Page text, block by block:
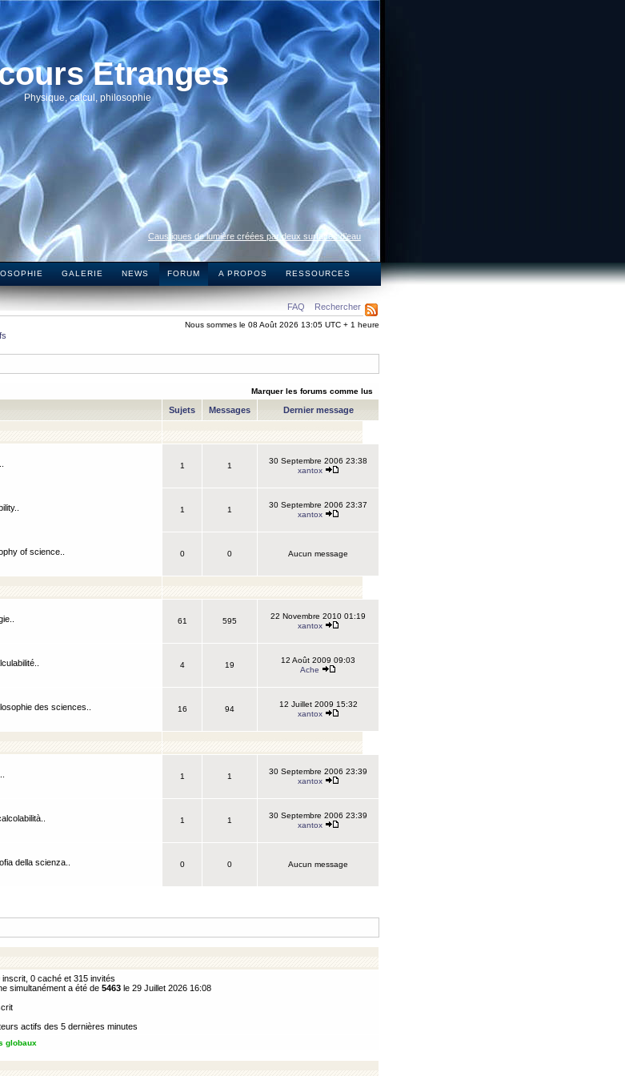
Etranges
Physique, calcul, philosophie
Caustiques de lumière créées par deux surfaces d’eau
GALERIE NEWS FORUM A PROPOS RESSOURCES
FAQ Rechercher
Nous sommes le 08 Août 2026 13:05 UTC + 1 heure
Marquer les forums comme lus
Sujets Messages Dernier message
1 1
30 Septembre 2006 23:38
xantox
1 1
30 Septembre 2006 23:37
xantox
of science..
0 0 Aucun message
61 595
22 Novembre 2010 01:19
xantox
4 19
12 Août 2009 09:03
Ache
des sciences..
16 94
12 Juillet 2009 15:32
xantox
1 1
30 Septembre 2006 23:39
xantox
1 1
30 Septembre 2006 23:39
xantox
della scienza..
0 0 Aucun message
0 caché et 315 invités
simultanément a été de 5463 le 29 Juillet 2026 16:08
actifs des 5 dernières minutes
globaux